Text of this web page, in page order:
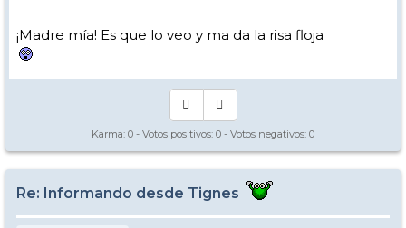
¡Madre mía! Es que lo veo y ma da la risa floja
Karma: 0 - Votos positivos: 0 - Votos negativos: 0
Re: Informando desde Tignes